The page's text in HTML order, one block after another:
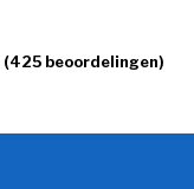
(425 beoordelingen)